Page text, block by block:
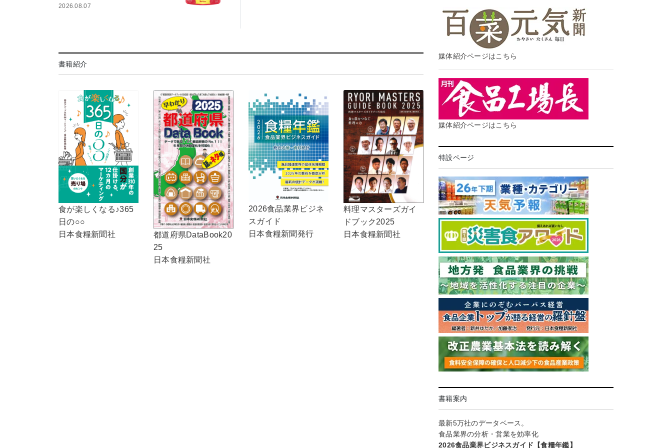
2026.08.07
書籍紹介
食が楽しくなる♪365
日の○○
日本食糧新聞社
都道府県DataBook20
25
日本食糧新聞社
2026食品業界ビジネ
スガイド
日本食糧新聞発行
料理マスターズガイ
ドブック2025
日本食糧新聞社
媒体紹介ページはこちら
媒体紹介ページはこちら
特設ページ
書籍案内
最新5万社のデータベース。
食品業界の分析・営業を効率化
2026食品業界ビジネスガイド【食糧年鑑】